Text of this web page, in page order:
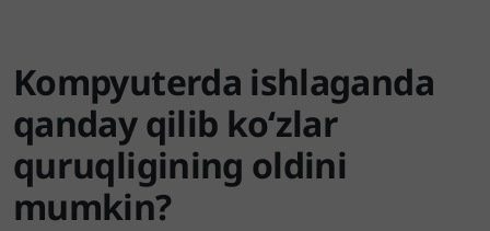
Kompyuterda ishlaganda
qanday qilib ko‘zlar
quruqligining oldini
mumkin?